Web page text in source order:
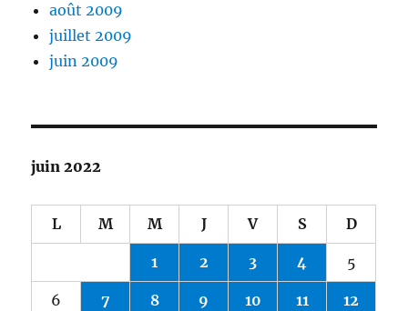
août 2009
juillet 2009
juin 2009
juin 2022
L M M J V S D
1 2 3 4 5
6 7 8 9 10 11 12